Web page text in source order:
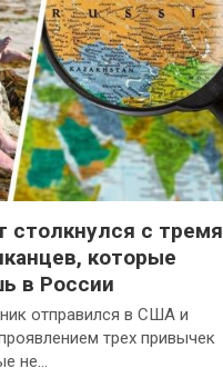
столкнулся с тремя
которые
в России
отправился в США и
трех привычек
не…